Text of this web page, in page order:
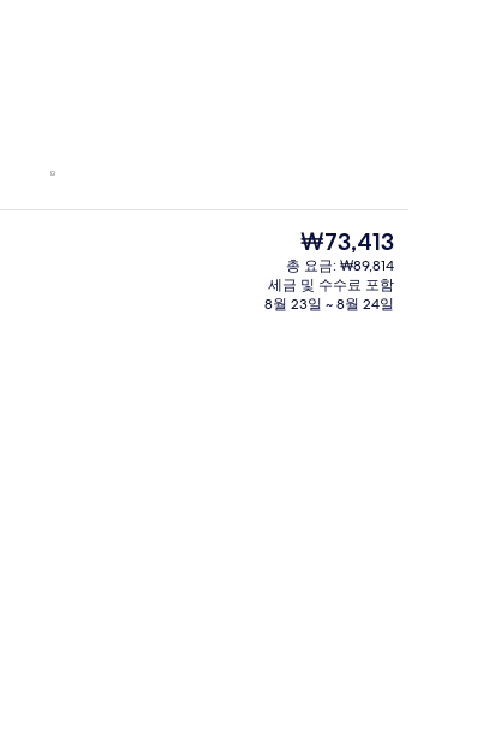
현
재
가
격
₩73,413
총 요금: ₩89,814
세금 및 수수료 포함
8월 23일 ~ 8월 24일